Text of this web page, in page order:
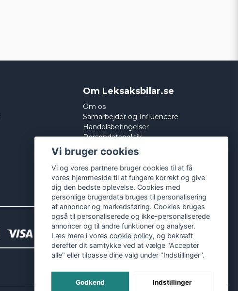
Om Leksaksbilar.se
Om os
Samarbejder og Influencere
Handelsbetingelser
Persondatapolitik
Cookies
Vi bruger cookies
Vi og vores partnere bruger cookies til at få
vores hjemmeside til at fungere korrekt og give
dig den bedste oplevelse. Cookies med
personlige brugerdata bruges til personalisering
af annoncer og markedsføring. Cookies bruges
også til personaliserede og ikke-personaliserede
annoncer og til andre funktioner og analyser.
Læs mere i vorescookie policy, og bekræft
derefter dit samtykke ved at vælge "Accepter
alle" eller tilpasse dine valg under "Indstillinger".
Godkend Indstillinger